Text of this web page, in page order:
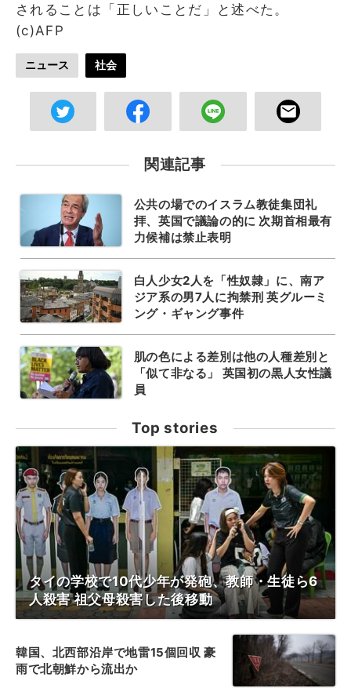
されることは「正しいことだ」と述べた。
(c)AFP
ニュース 社会
関連記事
公共の場でのイスラム教徒集団礼
拝、英国で議論の的に 次期首相最有
力候補は禁止表明
白人少女2人を「性奴隷」に、南ア
ジア系の男7人に拘禁刑 英グルーミ
ング・ギャング事件
肌の色による差別は他の人種差別と
「似て非なる」 英国初の黒人女性議
員
Top stories
タイの学校で10代少年が発砲、教師・生徒ら6
人殺害 祖父母殺害した後移動
韓国、北西部沿岸で地雷15個回収 豪
雨で北朝鮮から流出か